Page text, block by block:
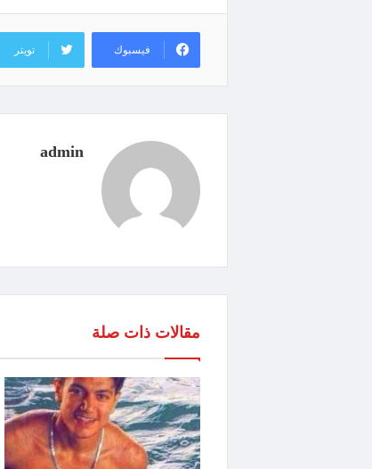
فيسبوك تويتر
admin
مقالات ذات صلة